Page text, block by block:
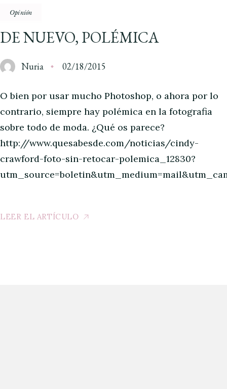
Opinión
DE NUEVO, POLÉMICA
Nuria 02/18/2015
O bien por usar mucho Photoshop, o ahora por lo
contrario, siempre hay polémica en la fotografia
sobre todo de moda. ¿Qué os parece?
http://www.quesabesde.com/noticias/cindy-
crawford-foto-sin-retocar-polemica_12830?
LEER EL ARTÍCULO